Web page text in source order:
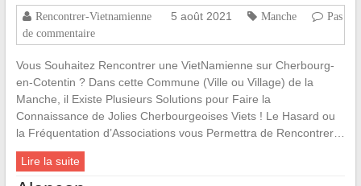
Rencontrer-Vietnamienne 5 août 2021 Manche
Pas
de commentaire
Vous Souhaitez Rencontrer une VietNamienne sur Cherbourg-
en-Cotentin ? Dans cette Commune (Ville ou Village) de la
Manche, il Existe Plusieurs Solutions pour Faire la
Connaissance de Jolies Cherbourgeoises Viets ! Le Hasard ou
la Fréquentation d’Associations vous Permettra de Rencontrer…
Lire la suite